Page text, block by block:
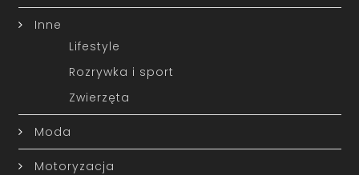
Inne
Lifestyle
Rozrywka i sport
Zwierzęta
Moda
Motoryzacja